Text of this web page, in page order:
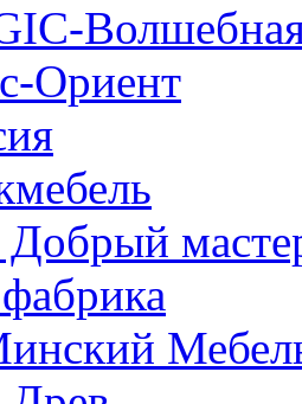
Ориент